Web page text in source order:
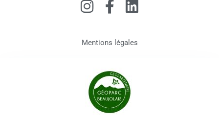
Mentions légales